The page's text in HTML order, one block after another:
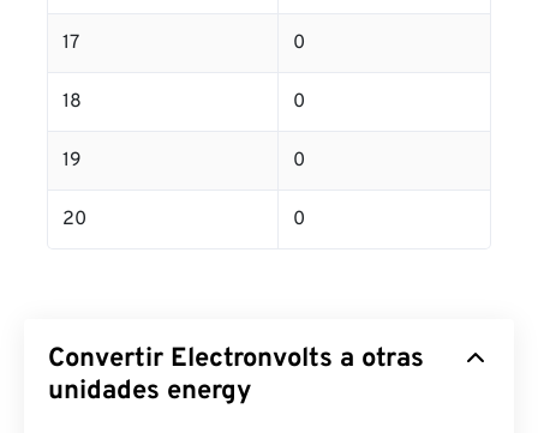
17 0
18 0
19 0
20 0
Convertir Electronvolts a otras
unidades energy